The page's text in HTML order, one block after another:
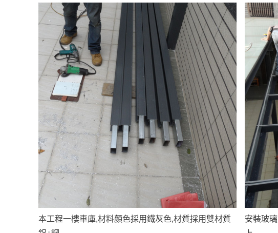
本工程一樓車庫,材料顏色採用鐵灰色,材質採用雙材質
安裝玻